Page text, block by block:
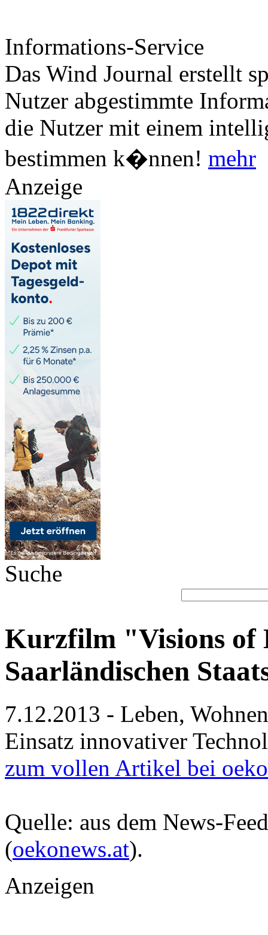
Informations-Service
Das Wind Journal erstellt
Nutzer abgestimmte
die Nutzer mit einem
bestimmen k�nnen! mehr
Anzeige
Suche
Kurzfilm "Visions
Saarländischen
7.12.2013 - Leben,
Einsatz innovativer
zum vollen Artikel bei
Quelle: aus dem News-
(oekonews.at).
Anzeigen